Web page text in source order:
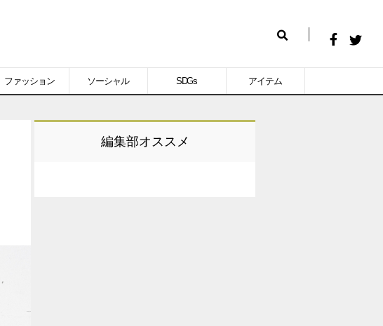
ファッション ソーシャル SDGs アイテム
索
Facebook
編集部オススメ